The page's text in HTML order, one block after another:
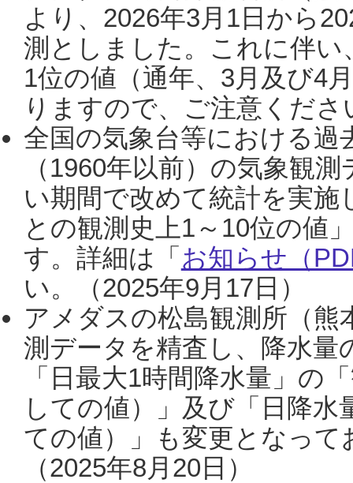
より、2026年3月1日から
測としました。これに伴い
1位の値（通年、3月及び4
りますので、ご注意くだ
全国の気象台等における過
（1960年以前）の気象観
い期間で改めて統計を実
との観測史上1～10位の値
す。詳細は「 お知らせ（
い。（2025年9月17日）
アメダスの松島観測所（熊
測データを精査し、降水
「日最大1時間降水量」の
しての値）」及び「日降
ての値）」も変更となっ
（2025年8月20日）